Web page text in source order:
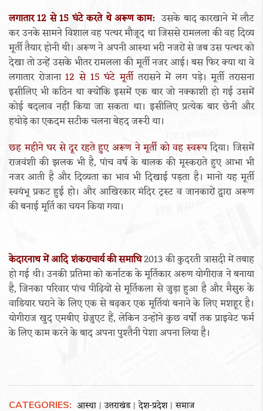
लगातार 12 से 15 घंटे करते थे अरूण काम:उसके बाद कारखाने में लौट
कर उनके सामने विशाल वह पत्थर मौजूद था जिससे रामलला की वह दिव्य
मूर्ती तैयार होनी थी। अरूण ने अपनी आस्था भरी नजरों से जब उस पत्थर को
देखा तो उन्हें उसके भीतर रामलला की मूर्ती नजर आई। बस फिर क्या था वे
लगातार रोजाना12 से 15 घंटे मूर्तीतरासने में लग पड़े। मूर्ती तरासना
इसीलिए भी कठिन था क्योंकि इसमें एक बार जो नक्काशी हो गई उसमें
कोई बदलाव नहीं किया जा सकता था। इसीलिए प्रत्येक बार छेनी और
हथोड़े का एकदम सटीक चलना बेहद जरूरी था।
छह महीने घर से दूर रहते हुए अरूण ने मूर्ती को वह स्वरूपदिया। जिसमें
राजवंशी की झलक भी है, पांच वर्ष के बालक की मूस्कराते हुए आभा भी
नजर आती है और दिव्यता का भाव भी दिखाई पड़ता है। मानो यह मूर्ती
स्वयंभू प्रकट हुई हो। और आखिरकार मंदिर ट्रस्ट व जानकारों द्वारा अरूण
की बनाई मूर्ति का चयन किया गया।
केदारनाथ में आदि शंकराचार्य की समाधि2013 की कुदरती त्रासदी में तबाह
हो गई थी। उनकी प्रतिमा को कर्नाटक के मूर्तिकार अरुण योगीराज ने बनाया
है, जिनका परिवार पांच पीढ़ियों से मूर्तिकला से जुड़ा हुआ है और मैसुरु के
वाडियार घराने के लिए एक से बढ़कर एक मूर्तियां बनाने के लिए मशहूर है।
योगीराज खुद एमबीए ग्रेजुएट हैं, लेकिन उन्होंने कुछ वर्षों तक प्राइवेट फर्म
के लिए काम करने के बाद अपना पुश्तैनी पेशा अपना लिया है।
CATEGORIES: आस्था | उत्तराखंड | देश-प्रदेश | समाज